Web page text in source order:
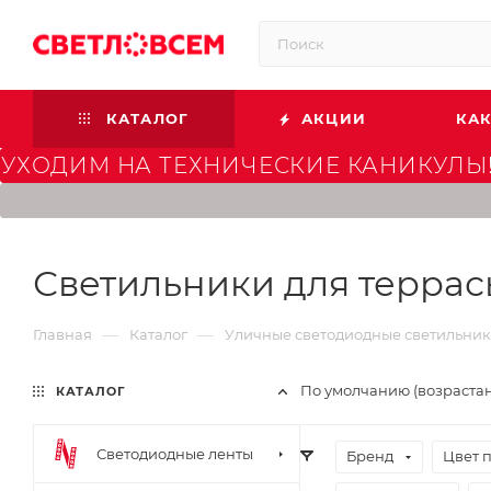
КАТАЛОГ АКЦИИ
УХОДИМ НА ТЕХНИЧЕСКИЕ
Светильники для
Главная — Каталог — Уличные светодиодные
По умолчанию
Бренд Цвет
КАТАЛОГ
Светодиодные ленты